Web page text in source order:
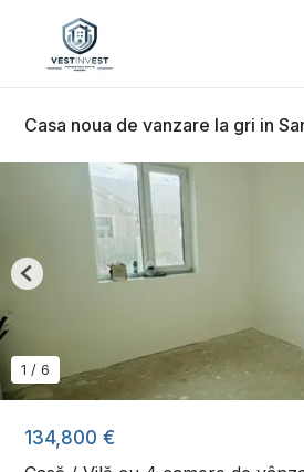
Casa noua de vanzare la gri in
134,800 €
1 / 6
Previous